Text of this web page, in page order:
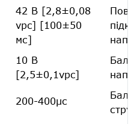
42 В [2,8±0,08
vpc] [100±50
мс]
10 В
[2,5±0,1vpc]
200-400μс